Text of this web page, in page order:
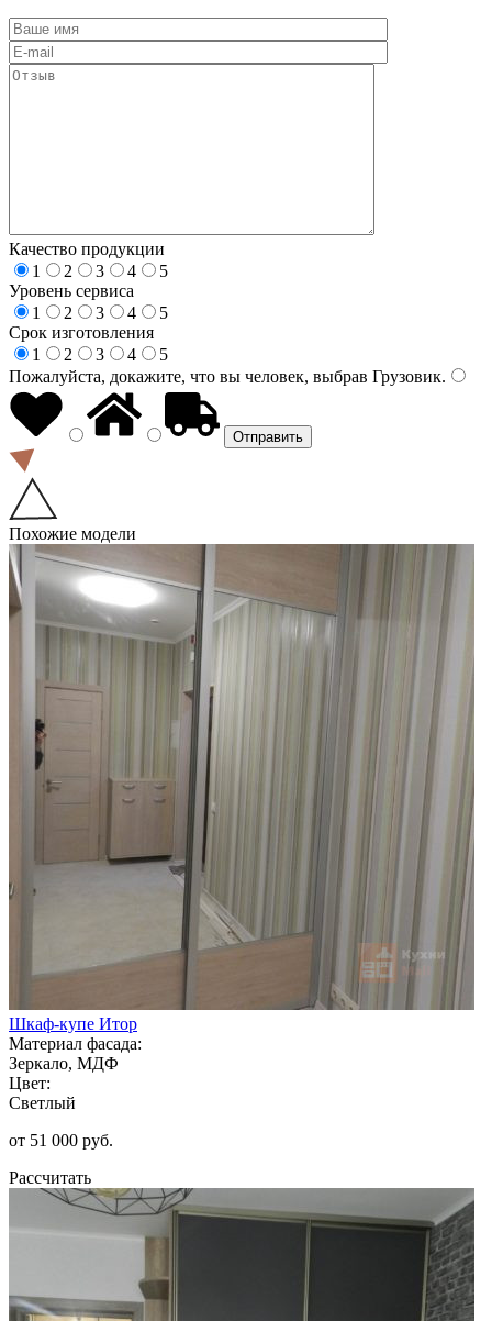
Качество продукции
1
2 3 4
5
Уровень сервиса
1
2 3 4
5
Срок изготовления
1
2 3 4
5
Пожалуйста, докажите, что вы человек, выбрав Грузовик.
Похожие модели
Шкаф-купе Итор
Материал фасада:
Зеркало, МДФ
Цвет:
Светлый
от 51 000 руб.
Рассчитать